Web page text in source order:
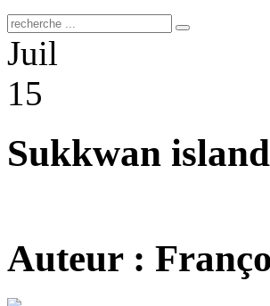
Juil
15
Sukkwan
Auteur :